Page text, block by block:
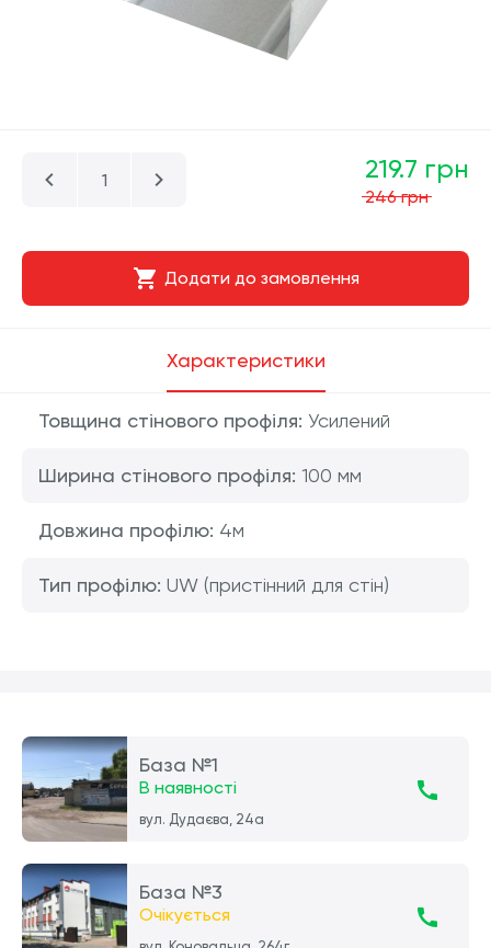
219.7 грн
246 грн
Додати до замовлення
Характеристики
Товщина стінового профіля: Усилений
Ширина стінового профіля: 100 мм
Довжина профілю: 4м
Тип профілю: UW (пристінний для стін)
База №1
В наявності
вул. Дудаєва, 24а
База №3
Очікується